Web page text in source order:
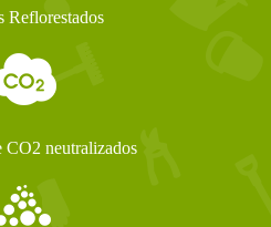
Reflorestados
CO2 neutralizados